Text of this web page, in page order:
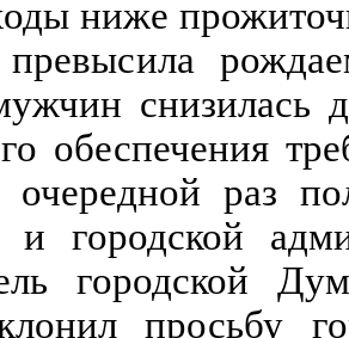
ниже
снизилась
обеспечения
раз
и городской
городской
просьбу